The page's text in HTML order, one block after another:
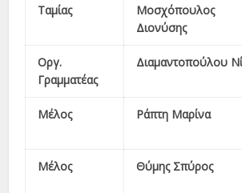
Ταμίας
Μοσχόπουλος
Διονύσης
Οργ.
Γραμματέας
Διαμαντοπούλου
Μέλος Ράπτη Μαρίνα
Μέλος Θύμης Σπύρος